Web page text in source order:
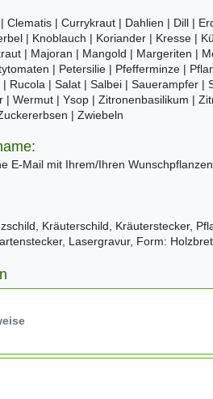
| Currykraut | Dahlien | Dill |
| Knoblauch | Koriander | Kresse |
| Majoran | Mangold | Margeriten |
| Petersilie | Pfefferminze |
Rucola | Salat | Salbei | Sauerampfer |
Wermut | Ysop | Zitronenbasilikum |
| Zwiebeln
E-Mail mit Ihrem/Ihren
Kräuterschild, Kräuterstecker,
Lasergravur, Form: